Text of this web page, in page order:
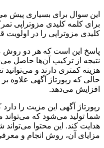
این سوال برای بسیاری پیش
برای کلمه کلیدی مزوتراپی
کلیدی مزوتراپی را در اولویت
پاسخ این است که هر دو روش
نتیجه از ترکیب آن‌ها حاصل
هزینه کمتری دارند و می‌توانید
حالی که رپورتاژ آگهی علاوه
افزایش می‌دهد.
رپورتاژ آگهی این مزیت را
شما تولید می‌شود که
هدایت کند. این محتوا
مزایای آن، روش انجام و